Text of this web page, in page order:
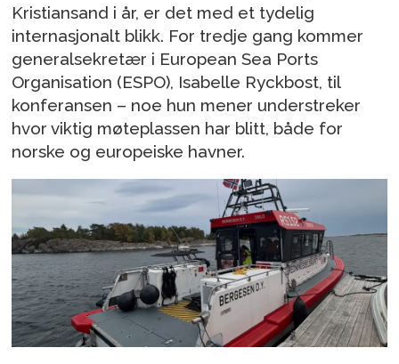
Kristiansand i år, er det med et tydelig
internasjonalt blikk. For tredje gang kommer
generalsekretær i European Sea Ports
Organisation (ESPO), Isabelle Ryckbost, til
konferansen – noe hun mener understreker
hvor viktig møteplassen har blitt, både for
norske og europeiske havner.